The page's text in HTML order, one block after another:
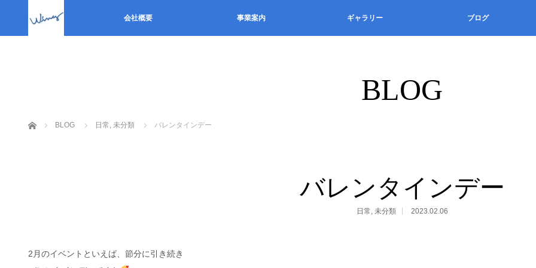
会社概要 事業案内 ギャラリー ブログ
BLOG
ホーム BLOG 日常, 未分類 バレンタインデー
バレンタインデー
日常, 未分類 2023.02.06
2月のイベントといえば、節分に引き続き